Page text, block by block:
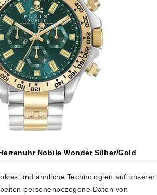
Nobile Wonder Silber/Gold
450,00 € 399,00 €
ges. MwSt.zzgl.Versandkosten
und ähnliche Technologien auf unserer
personenbezogene Daten von